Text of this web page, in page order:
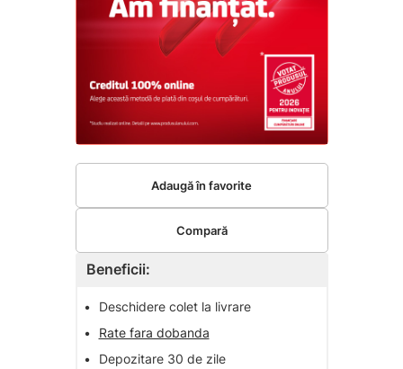
Beneficii:
•
Deschidere colet la livrare
•
Rate fara dobanda
•
Depozitare 30 de zile
Adaugă în favorite
Compară